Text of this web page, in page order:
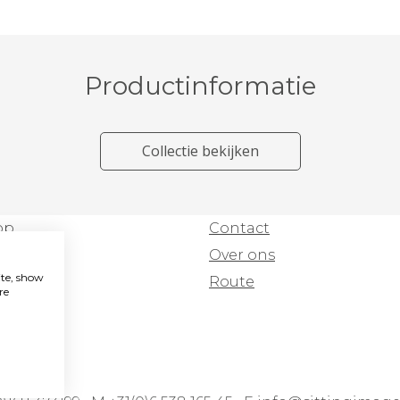
Productinformatie
Collectie bekijken
Contact
Over ons
Route
show